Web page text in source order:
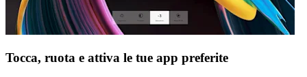
Tocca, ruota e attiva le tue app preferite